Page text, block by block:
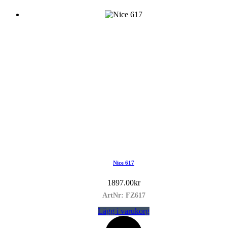
Nice 617
1897.00kr
ArtNr: FZ617
Lägg i varukorg